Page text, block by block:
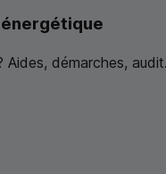
démarches,